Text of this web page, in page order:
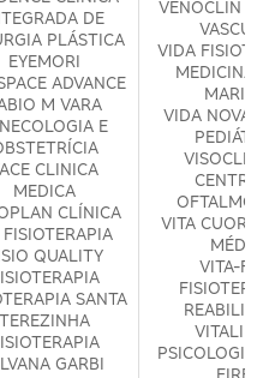
DE
PLÁSTICA
EYEMORI
ADVANCE
M VARA
E
CLINICA
MEDICA
CLÍNICA
FISIOTERAPIA
QUALITY
SANTA
TEREZINHA
GARBI
VENOCLIN
VIDA
MEDICINA
VIDA NOVA
VITA CUORI
VITA-
PSICOLOGIA